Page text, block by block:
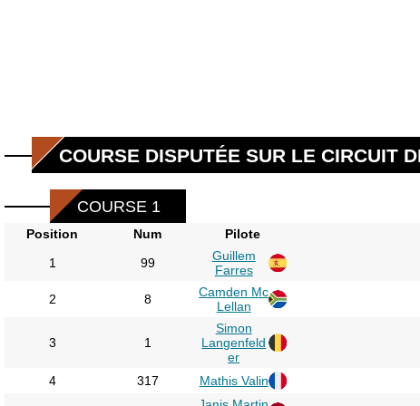
COURSE DISPUTÉE SUR LE CIRCUIT
COURSE 1
Position Num Pilote
1
99
Guillem
Farres
2 8
Camden Mc
Lellan
3 1
Simon
Langenfeld
er
4 317 Mathis Valin